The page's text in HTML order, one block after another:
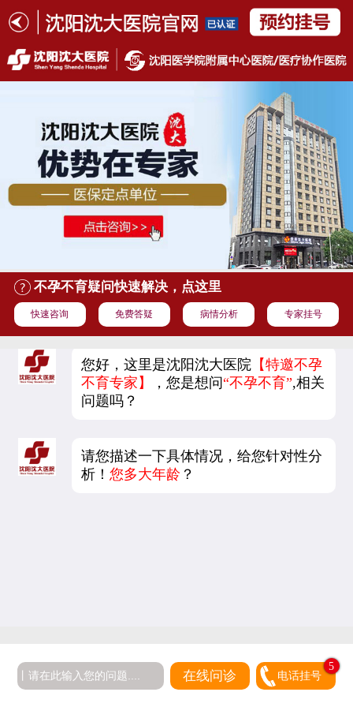
不孕不育疑问快速解决，点这里
快速咨询 免费答疑 病情分析 专家挂号
您好，这里是沈阳沈大医院 【特邀不孕
不育专家】
，您是想问“不孕不育”,相关
问题吗？
请您描述一下具体情况，给您针对性分
析！您多大年龄 ？
在线问诊 电话挂号
5